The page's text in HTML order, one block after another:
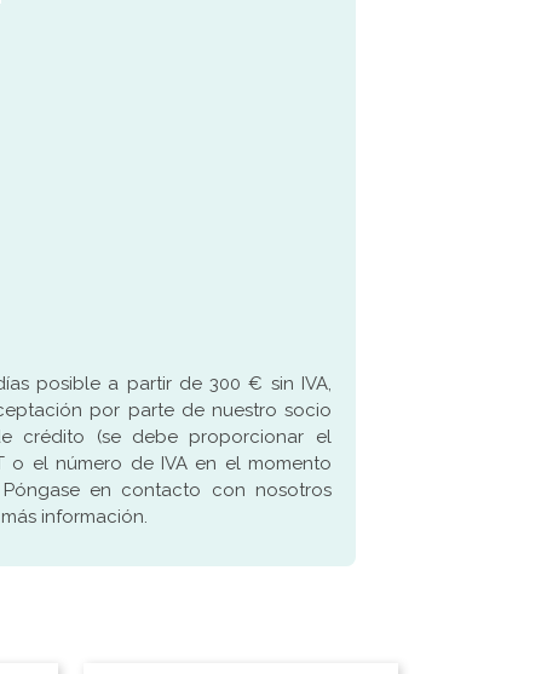
posible a partir de 300 € sin IVA,
por parte de nuestro socio
crédito (se debe proporcionar el
o el número de IVA en el momento
en contacto con nosotros
información.